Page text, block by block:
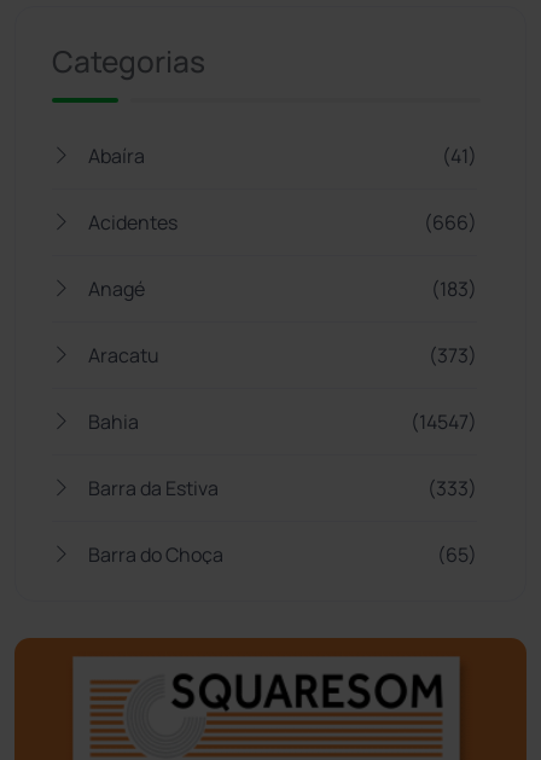
Categorias
Abaíra (41)
Acidentes (666)
Anagé (183)
Aracatu (373)
Bahia (14547)
Barra da Estiva (333)
Barra do Choça (65)
Bom Jesus da Lapa (510)
Boquira (152)